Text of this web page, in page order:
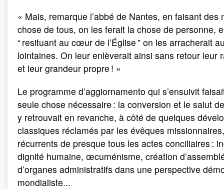
« Mais, remarque l’abbé de Nantes, en faisant des
chose de tous, on les ferait la chose de personne,
“ resituant au cœur de l’Église ” on les arracherait
lointaines. On leur enlèverait ainsi sans retour leur
et leur grandeur propre ! »
Le programme d’aggiornamento qui s’ensuivit
seule chose nécessaire : la conversion et le salut
y retrouvait en revanche, à côté de quelques
classiques réclamés par les évêques
récurrents de presque tous les actes conciliaires :
dignité humaine, œcuménisme, création
d’organes administratifs dans une perspective
mondialiste...